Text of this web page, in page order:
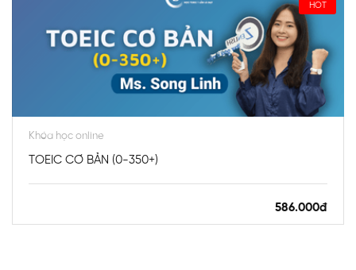
HOT
Khóa học online
TOEIC CƠ BẢN (0-350+)
586.000đ